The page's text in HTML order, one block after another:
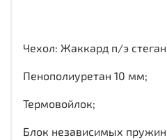
Чехол: Жаккард п/э
Пенополиуретан 10 мм;
Термовойлок;
Блок независимых пружин